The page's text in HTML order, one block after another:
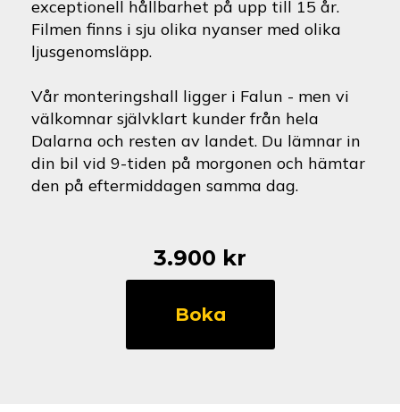
exceptionell hållbarhet på upp till 15 år.
Filmen finns i sju olika nyanser med olika
ljusgenomsläpp.
Vår monteringshall ligger i Falun - men vi
välkomnar självklart kunder från hela
Dalarna och resten av landet. Du lämnar in
din bil vid 9-tiden på morgonen och hämtar
den på eftermiddagen samma dag.
3.900 kr
Ssangyong
mängd
Boka